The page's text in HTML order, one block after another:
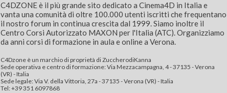
C4DZONE è il più grande sito dedicato a Cinema4D in Italia e
vanta una comunità di oltre 100.000 utenti iscritti che frequentano
il nostro forum in continua crescita dal 1999. Siamo inoltre il
Centro Corsi Autorizzato MAXON per l'Italia (ATC). Organizziamo
da anni corsi di formazione in aula e online a Verona.
C4Dzone è un marchio di proprietà di ZuccherodiKanna
Sede operativa e centro di formazione: Via Mezzacampagna, 4 - 37135 - Verona
(VR) - Italia
Sede legale: Via V. della Vittoria, 27a - 37135 - Verona (VR) - Italia
Tel: +39 351 6097868‬